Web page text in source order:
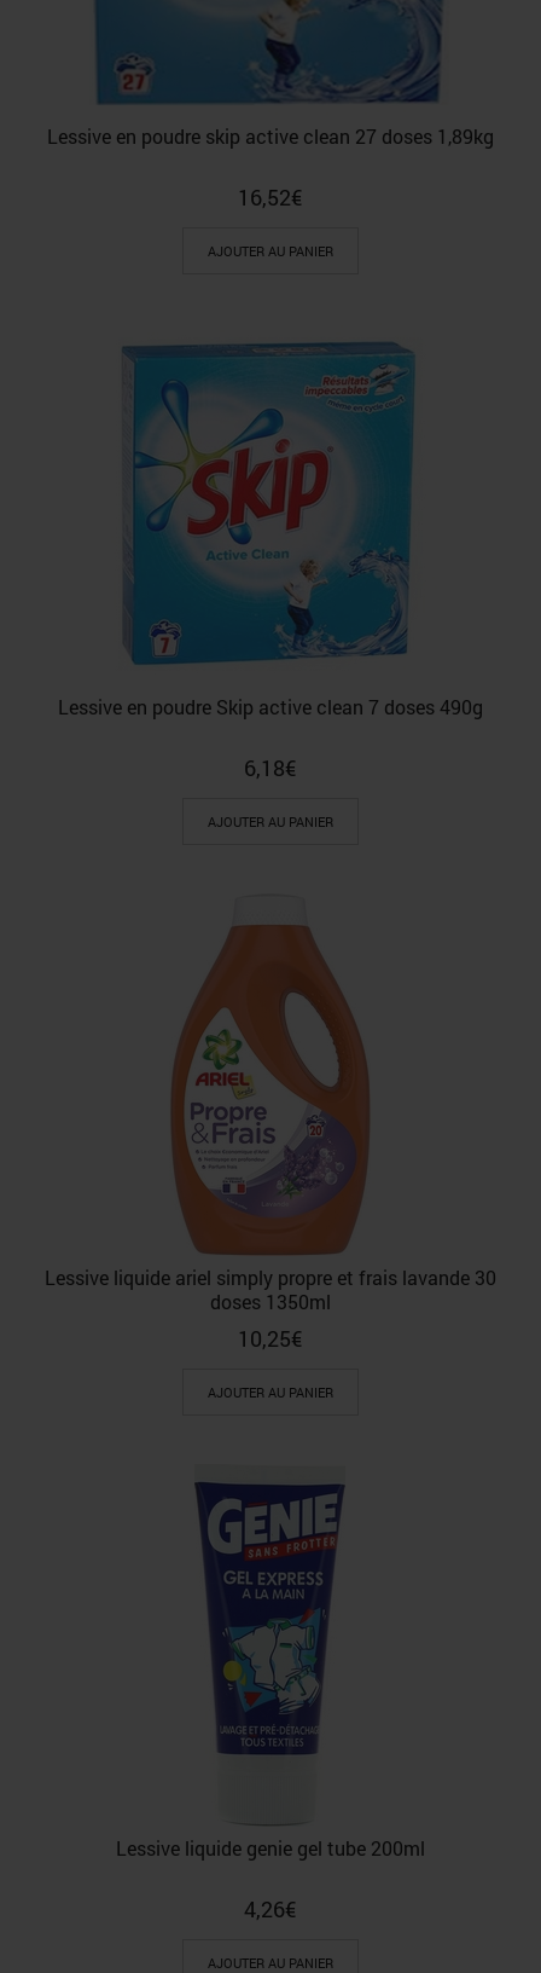
Lessive en poudre skip active clean 27 doses 1,89kg
16,52€
AJOUTER AU PANIER
Lessive en poudre Skip active clean 7 doses 490g
6,18€
AJOUTER AU PANIER
Lessive liquide ariel simply propre et frais lavande 30
doses 1350ml
10,25€
AJOUTER AU PANIER
Lessive liquide genie gel tube 200ml
4,26€
AJOUTER AU PANIER